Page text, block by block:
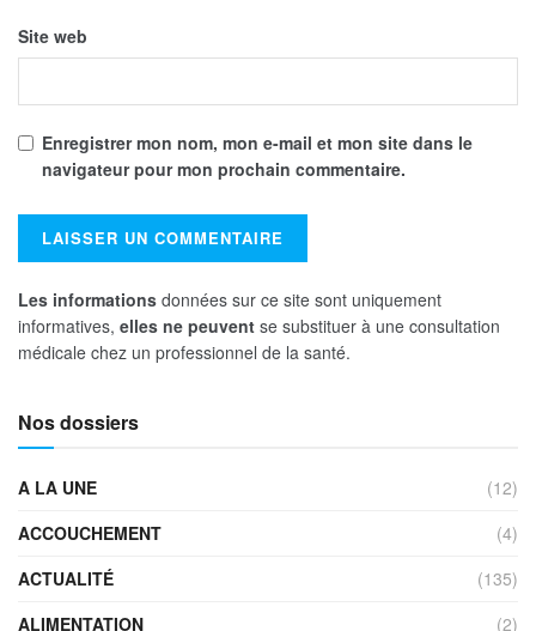
Site web
Enregistrer mon nom, mon e-mail et mon site dans le
navigateur pour mon prochain commentaire.
Les informations données sur ce site sont uniquement
informatives, elles ne peuvent se substituer à une consultation
médicale chez un professionnel de la santé.
Nos dossiers
A LA UNE
(12)
ACCOUCHEMENT
(4)
ACTUALITÉ
(135)
ALIMENTATION
(2)